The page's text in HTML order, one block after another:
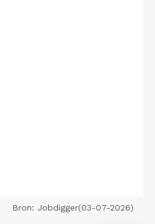
Bron: Jobdigger(03-07-2026)